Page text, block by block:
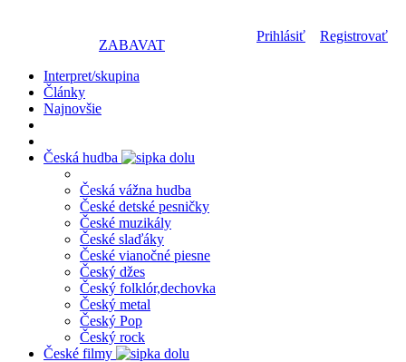
Prihlásiť Registrovať
ZABAVAT
Interpret/skupina
Články
Najnovšie
Česká hudba
Česká vážna hudba
České detské pesničky
České muzikály
České slaďáky
České vianočné piesne
Český džes
Český folklór,dechovka
Český metal
Český Pop
Český rock
České filmy